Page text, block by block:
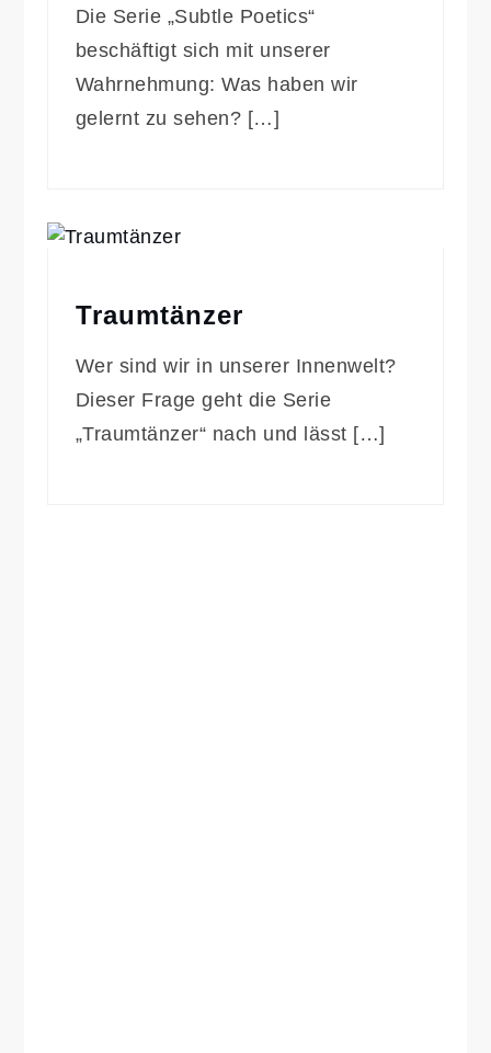
Die Serie „Subtle Poetics“
beschäftigt sich mit unserer
Wahrnehmung: Was haben wir
gelernt zu sehen? […]
Traumtänzer
Wer sind wir in unserer Innenwelt?
Dieser Frage geht die Serie
„Traumtänzer“ nach und lässt […]